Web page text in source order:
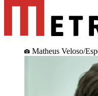
Matheus Veloso/